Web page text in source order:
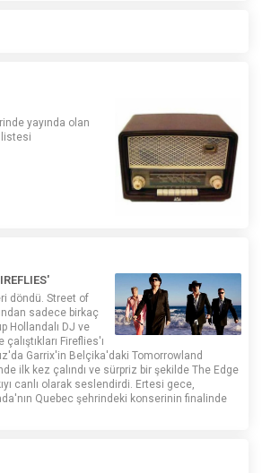
yayında olan
listesi
döndü. Street of
sadece birkaç
Hollandalı DJ ve
Fireflies'ı
Garrix'in Belçika'daki Tomorrowland
ilk kez çalındı ​​ve sürpriz bir şekilde The Edge
canlı olarak seslendirdi. Ertesi gece,
Quebec şehrindeki konserinin finalinde